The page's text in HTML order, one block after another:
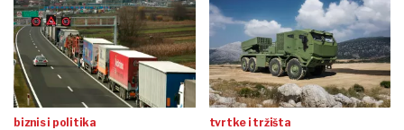
biznis i politika tvrtke i tržišta